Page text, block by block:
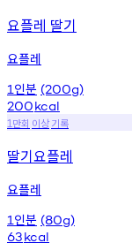
요플레 딸기
요플레
1 인분 (200g)
200kcal
1 만회 이상기록
딸기요플레
요플레
1 인분 (80g)
63kcal